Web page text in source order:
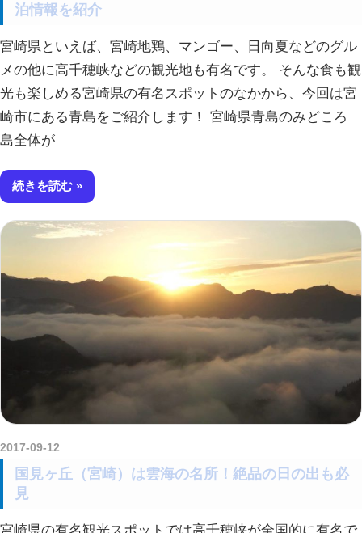
泊情報を紹介
宮崎県といえば、宮崎地鶏、マンゴー、日向夏などのグル
メの他に高千穂峡などの観光地も有名です。 そんな食も観
光も楽しめる宮崎県の有名スポットのなかから、今回は宮
崎市にある青島をご紹介します！ 宮崎県青島のみどころ
島全体が
続きを読む
2017-09-12
国見ヶ丘（宮崎）は雲海の名所！絶品の日の出も必
見